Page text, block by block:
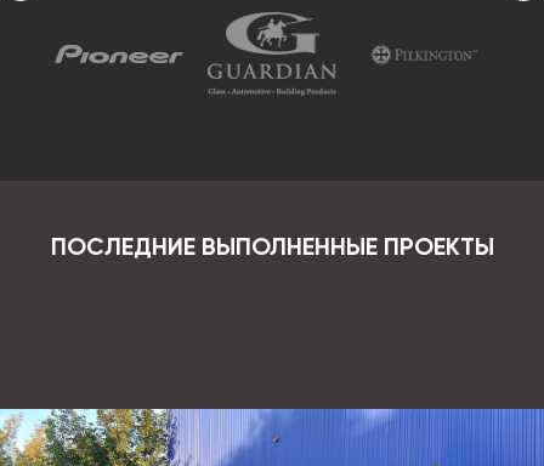
ПОСЛЕДНИЕ ВЫПОЛНЕННЫЕ ПРОЕКТЫ